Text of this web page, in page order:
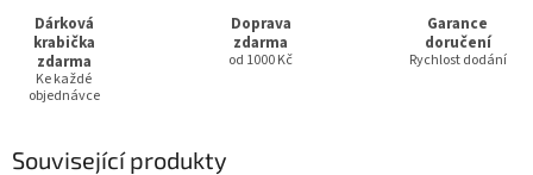
Dárková
krabička
zdarma
Ke každé
objednávce
Doprava
zdarma
od 1000 Kč
Garance
doručení
Rychlost dodání
Související produkty